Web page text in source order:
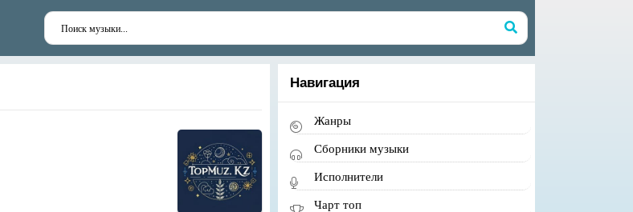
Навигация
Жанры
Сборники музыки
Исполнители
Чарт топ